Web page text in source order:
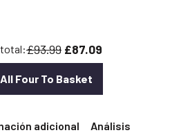
£18.99.£17.09.
£93.99 £87.09
Four To Basket
adicional Análisis